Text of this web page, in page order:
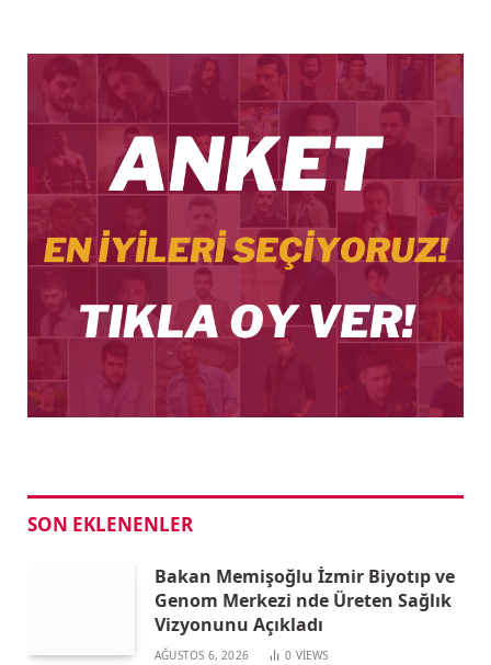
SON EKLENENLER
Bakan Memişoğlu İzmir Biyotıp ve
Genom Merkezi nde Üreten Sağlık
Vizyonunu Açıkladı
AĞUSTOS 6, 2026 0 VIEWS